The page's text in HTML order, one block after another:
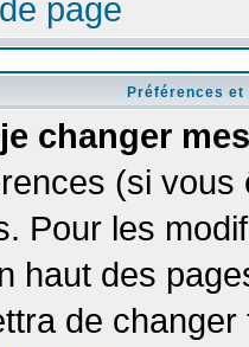
page
Préférences
changer
(si
Pour les
haut des
de